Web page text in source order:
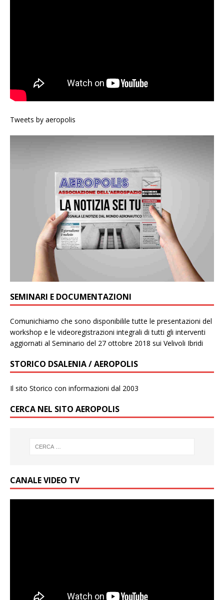
Tweets by aeropolis
SEMINARI E DOCUMENTAZIONI
Comunichiamo che sono disponibilile tutte le presentazioni del
workshop e le videoregistrazioni integrali di tutti gli interventi
aggiornati al Seminario del 27 ottobre 2018 sui Velivoli Ibridi
STORICO DSALENIA / AEROPOLIS
Il sito Storico con informazioni dal 2003
CERCA NEL SITO AEROPOLIS
CANALE VIDEO TV